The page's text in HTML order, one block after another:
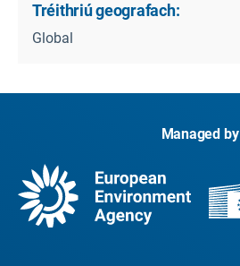
Tréithriú geografach:
Global
Managed by